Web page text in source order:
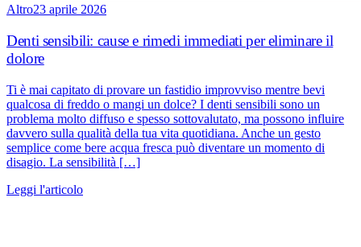
Altro23 aprile 2026
Denti sensibili: cause e rimedi immediati per eliminare il
dolore
Ti è mai capitato di provare un fastidio improvviso mentre bevi
qualcosa di freddo o mangi un dolce? I denti sensibili sono un
problema molto diffuso e spesso sottovalutato, ma possono influire
davvero sulla qualità della tua vita quotidiana. Anche un gesto
semplice come bere acqua fresca può diventare un momento di
disagio. La sensibilità […]
Leggi l'articolo